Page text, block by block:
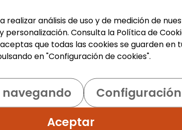
OFERTA DE EMPLEO – CONDUCTOR/A
CAMIÓN C (MÉRIDA) PARA RUTA DE
CORREOS CON DISCAPACIDAD GRUPO
TRANSPORTES OCÓN busca incorporar
% de respuesta: 100,00%
Me interesa
realizar análisis de uso y de medición de
Consulta la Política de
que todas las cookies se guarden en
en "Configuración de cookies".
navegando
Aceptar